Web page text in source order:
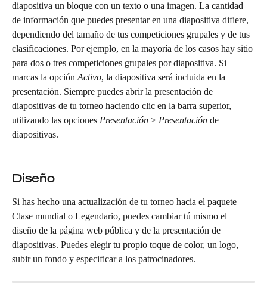
diapositiva un bloque con un texto o una imagen. La cantidad
de información que puedes presentar en una diapositiva difiere,
dependiendo del tamaño de tus competiciones grupales y de tus
clasificaciones. Por ejemplo, en la mayoría de los casos hay sitio
para dos o tres competiciones grupales por diapositiva. Si
marcas la opción Activo, la diapositiva será incluida en la
presentación. Siempre puedes abrir la presentación de
diapositivas de tu torneo haciendo clic en la barra superior,
utilizando las opciones Presentación > Presentación de
diapositivas.
Diseño
Si has hecho una actualización de tu torneo hacia el paquete
Clase mundial o Legendario, puedes cambiar tú mismo el
diseño de la página web pública y de la presentación de
diapositivas. Puedes elegir tu propio toque de color, un logo,
subir un fondo y especificar a los patrocinadores.